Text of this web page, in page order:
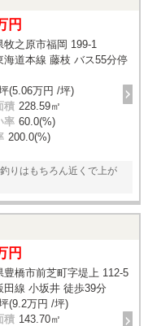
円
牧之原市福岡 199-1
海道本線 藤枝 バス55分停
(5.06万円 /坪)
積 228.59㎡
率 60.0(%)
200.0(%)
りはもちろん近くで上が
円
豊橋市前芝町字堤上 112-5
田線 小坂井 徒歩39分
(9.2万円 /坪)
積 143.70㎡